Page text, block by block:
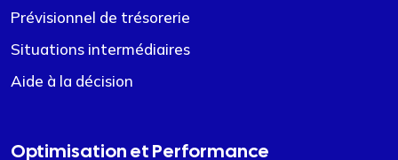
Prévisionnel de trésorerie
Situations intermédiaires
Aide à la décision
Optimisation et Performance